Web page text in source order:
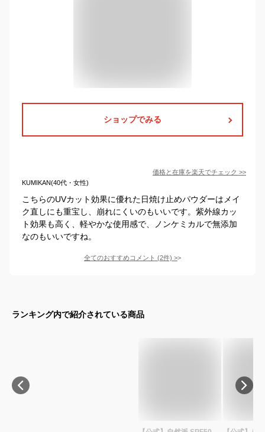
ショップでみる
価格と在庫を楽天でチェック >>
KUMIKAN(40代・女性)
こちらのUVカット効果に優れた日焼け止めパウダーはメイ
ク直しにも重宝し、崩れにくいのもいいです。紫外線カッ
ト効果も高く、軽やかな使用感で、ノンケミカルで無添加
なのもいいですね。
全てのおすすめコメント (2件) >
ランキング内で紹介されている商品